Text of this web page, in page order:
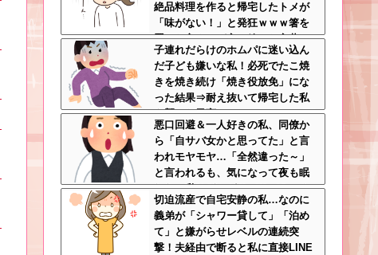
絶品料理を作ると帰宅したトメが
「味がない！」と発狂ｗｗｗ箸を
置いた良ウトが言い放った言葉と
は←良ウトさんの神対応にスカッ
とする
子連れだらけのホムパに迷い込ん
だ子ども嫌いな私！必死でたこ焼
きを焼き続け「焼き役放免」にな
った結果⇒耐え抜いて帰宅した私
を襲った異変ｗｗｗ←ストレスで3
7.5度の熱が出るのは凄まじい
悪口回避＆一人好きの私、同僚か
ら「自サバ女かと思ってた」と言
われモヤモヤ…「全然違った～」
と言われるも、気になって夜も眠
れない私はどこがサバサバ？←ネ
チネチ気にしてる時点で自サバじ
ゃない
切迫流産で自宅安静の私…なのに
義弟が「シャワー貸して」「泊め
て」と嫌がらせレベルの連続突
撃！夫経由で断ると私に直接LINE